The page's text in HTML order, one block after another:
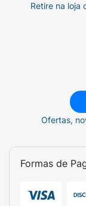
Retire na loja
Ofertas,
Formas de